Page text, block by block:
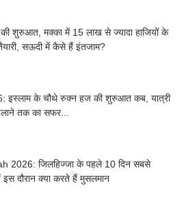
शुरुआत, मक्का में 15 लाख से ज्यादा हाजियों के
सऊदी में कैसे हैं इंतजाम?
इस्लाम के चौथे रुक्न हज की शुरुआत कब, यात्री
तक का सफर...
2026: जिलहिज्जा के पहले 10 दिन सबसे
दौरान क्या करते हैं मुसलमान